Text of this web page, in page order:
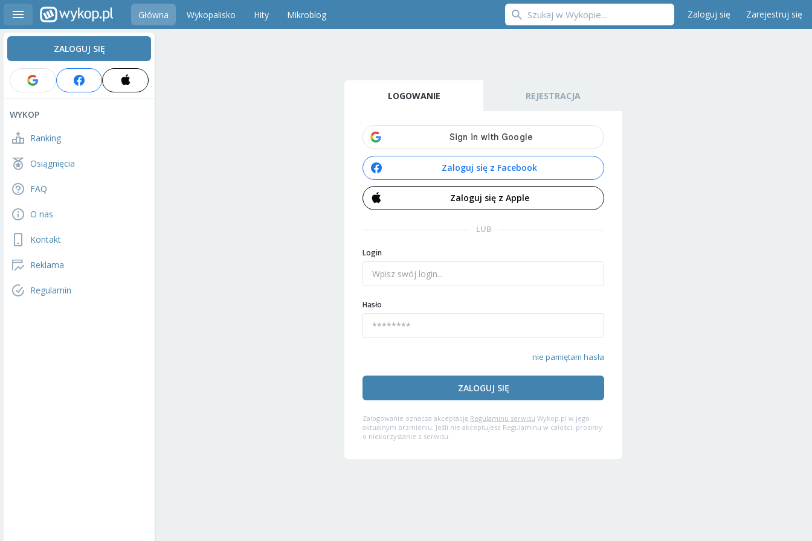
Główna Wykopalisko Hity Mikroblog Zaloguj się Zarejestruj się
ZALOGUJ SIĘ
WYKOP
Ranking
Osiągnięcia
FAQ
O nas
Kontakt
Reklama
Regulamin
LOGOWANIE REJESTRACJA
Zaloguj się z Facebook
Zaloguj się z Apple
LUB
Login
Hasło
nie pamiętam hasła
ZALOGUJ SIĘ
Zalogowanie oznacza akceptację Regulaminu serwisu Wykop.pl w jego
aktualnym brzmieniu. Jeśli nie akceptujesz Regulaminu w całości, prosimy
o niekorzystanie z serwisu.